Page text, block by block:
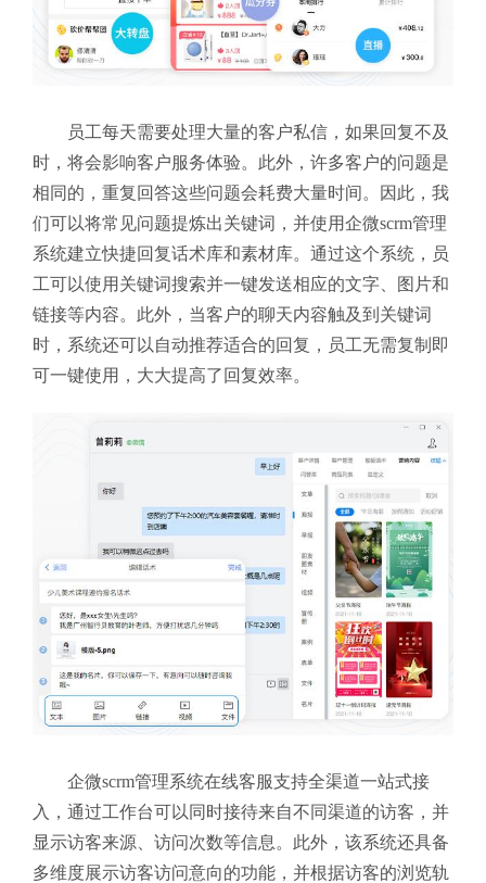
员工每天需要处理大量的客户私信，如果回复不及
时，将会影响客户服务体验。此外，许多客户的问题是
相同的，重复回答这些问题会耗费大量时间。因此，我
们可以将常见问题提炼出关键词，并使用企微scrm管理
系统建立快捷回复话术库和素材库。通过这个系统，员
工可以使用关键词搜索并一键发送相应的文字、图片和
链接等内容。此外，当客户的聊天内容触及到关键词
时，系统还可以自动推荐适合的回复，员工无需复制即
可一键使用，大大提高了回复效率。
企微scrm管理系统在线客服支持全渠道一站式接
入，通过工作台可以同时接待来自不同渠道的访客，并
显示访客来源、访问次数等信息。此外，该系统还具备
多维度展示访客访问意向的功能，并根据访客的浏览轨